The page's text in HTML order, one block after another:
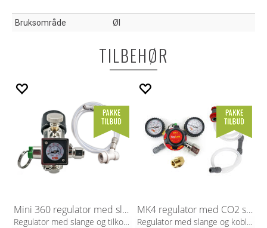
Bruksområde Øl
TILBEHØR
Mini 360 regulator med slange
Regulator med slange og tilkobling
MK4 regulator med CO2 slange
Regulator med slange og koblinger